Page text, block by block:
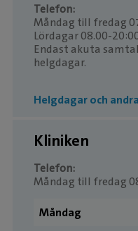
Telefon:
Måndag till fredag
Lördagar 08.00-
Endast akuta
helgdagar.
Helgdagar och
Kliniken
Telefon:
Måndag till fredag
Måndag